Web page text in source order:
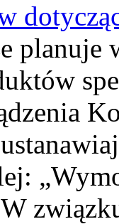
planuje